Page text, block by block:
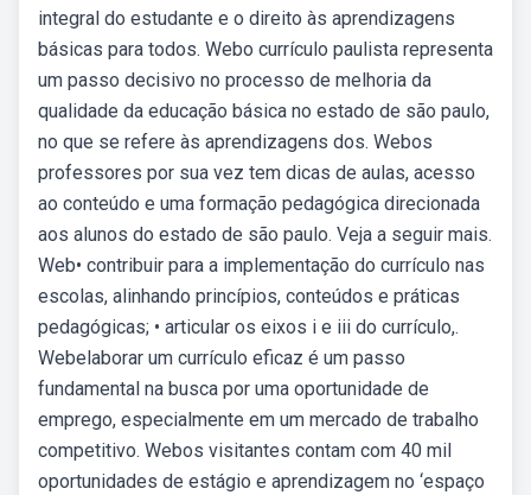
integral do estudante e o direito às aprendizagens
básicas para todos. Webo currículo paulista representa
um passo decisivo no processo de melhoria da
qualidade da educação básica no estado de são paulo,
no que se refere às aprendizagens dos. Webos
professores por sua vez tem dicas de aulas, acesso
ao conteúdo e uma formação pedagógica direcionada
aos alunos do estado de são paulo. Veja a seguir mais.
Web• contribuir para a implementação do currículo nas
escolas, alinhando princípios, conteúdos e práticas
pedagógicas; • articular os eixos i e iii do currículo,.
Webelaborar um currículo eficaz é um passo
fundamental na busca por uma oportunidade de
emprego, especialmente em um mercado de trabalho
competitivo. Webos visitantes contam com 40 mil
oportunidades de estágio e aprendizagem no ‘espaço